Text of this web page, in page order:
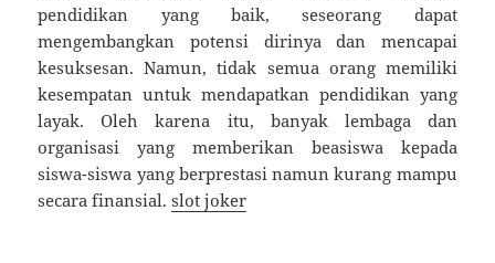
pendidikan yang baik, seseorang dapat
mengembangkan potensi dirinya dan mencapai
kesuksesan. Namun, tidak semua orang memiliki
kesempatan untuk mendapatkan pendidikan yang
layak. Oleh karena itu, banyak lembaga dan
organisasi yang memberikan beasiswa kepada
siswa-siswa yang berprestasi namun kurang mampu
secara finansial.slot joker